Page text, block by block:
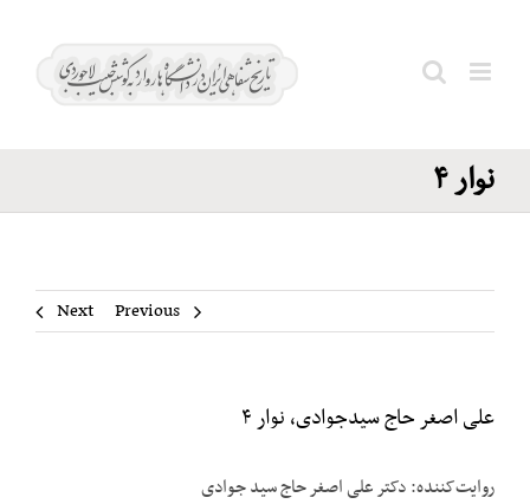
حاج
نوار ۴
Previous
Next
علی اصغر حاج سیدجوادی، نوار ۴
روایت‌کننده: دکتر علی اصغر حاج سید جوادی